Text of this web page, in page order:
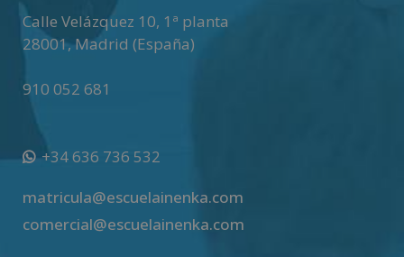
Calle Velázquez 10, 1ª planta
28001,Madrid (España)
910 052 681
+34 636 736 532
matricula@escuelainenka.com
comercial@escuelainenka.com